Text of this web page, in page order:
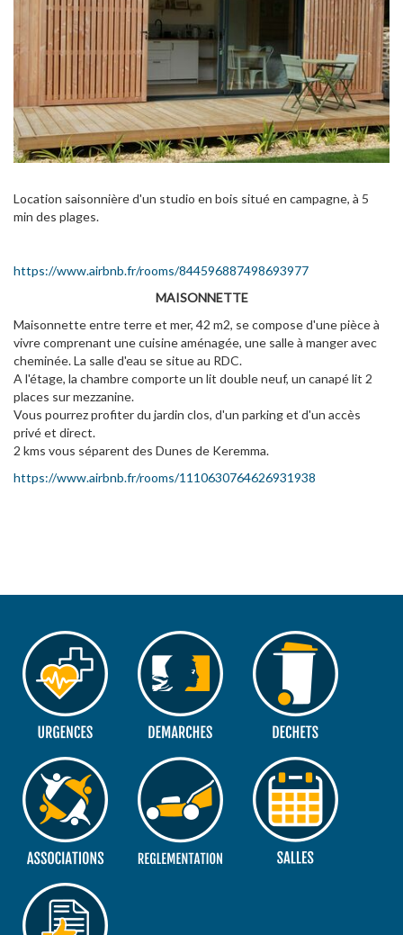
Location saisonnière d'un studio en bois situé en campagne, à 5
min des plages.
https://www.airbnb.fr/rooms/844596887498693977
MAISONNETTE
Maisonnette entre terre et mer, 42 m2, se compose d'une pièce à
vivre comprenant une cuisine aménagée, une salle à manger avec
cheminée. La salle d'eau se situe au RDC.
A l'étage, la chambre comporte un lit double neuf, un canapé lit 2
places sur mezzanine.
Vous pourrez profiter du jardin clos, d'un parking et d'un accès
privé et direct.
2 kms vous séparent des Dunes de Keremma.
https://www.airbnb.fr/rooms/1110630764626931938